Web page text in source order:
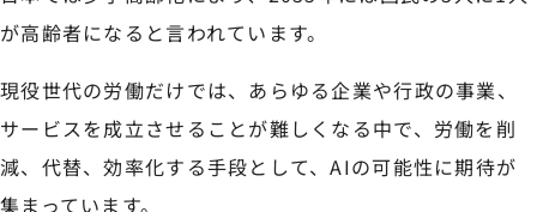
が高齢者になると言われています。
現役世代の労働だけでは、あらゆる企業や行政の事業、
サービスを成立させることが難しくなる中で、労働を削
減、代替、効率化する手段として、AIの可能性に期待が
集まっています。